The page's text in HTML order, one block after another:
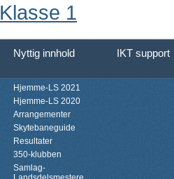
Klasse 1
Nyttig innhold IKT support
Hjemme-LS 2021
Hjemme-LS 2020
Arrangementer
Skytebaneguide
Resultater
350-klubben
Samlag-